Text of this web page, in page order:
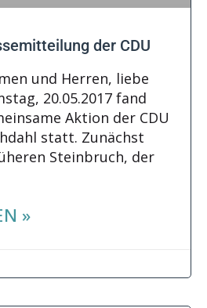
der CDU
und Herren, liebe
20.05.2017 fand
Aktion der CDU
statt. Zunächst
Steinbruch, der
»